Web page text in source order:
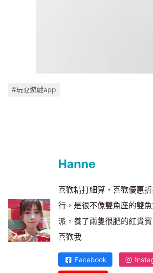
#玩耍遊戲app
Hanne
喜歡精打細算，喜歡優惠
行，是很不像雙魚座的雙
派，養了兩隻很肥的紅貴
喜歡我
Facebook